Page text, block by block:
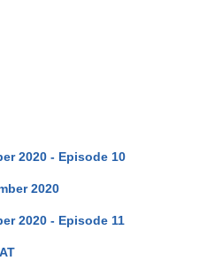
2020 - Episode 10
2020
2020 - Episode 11